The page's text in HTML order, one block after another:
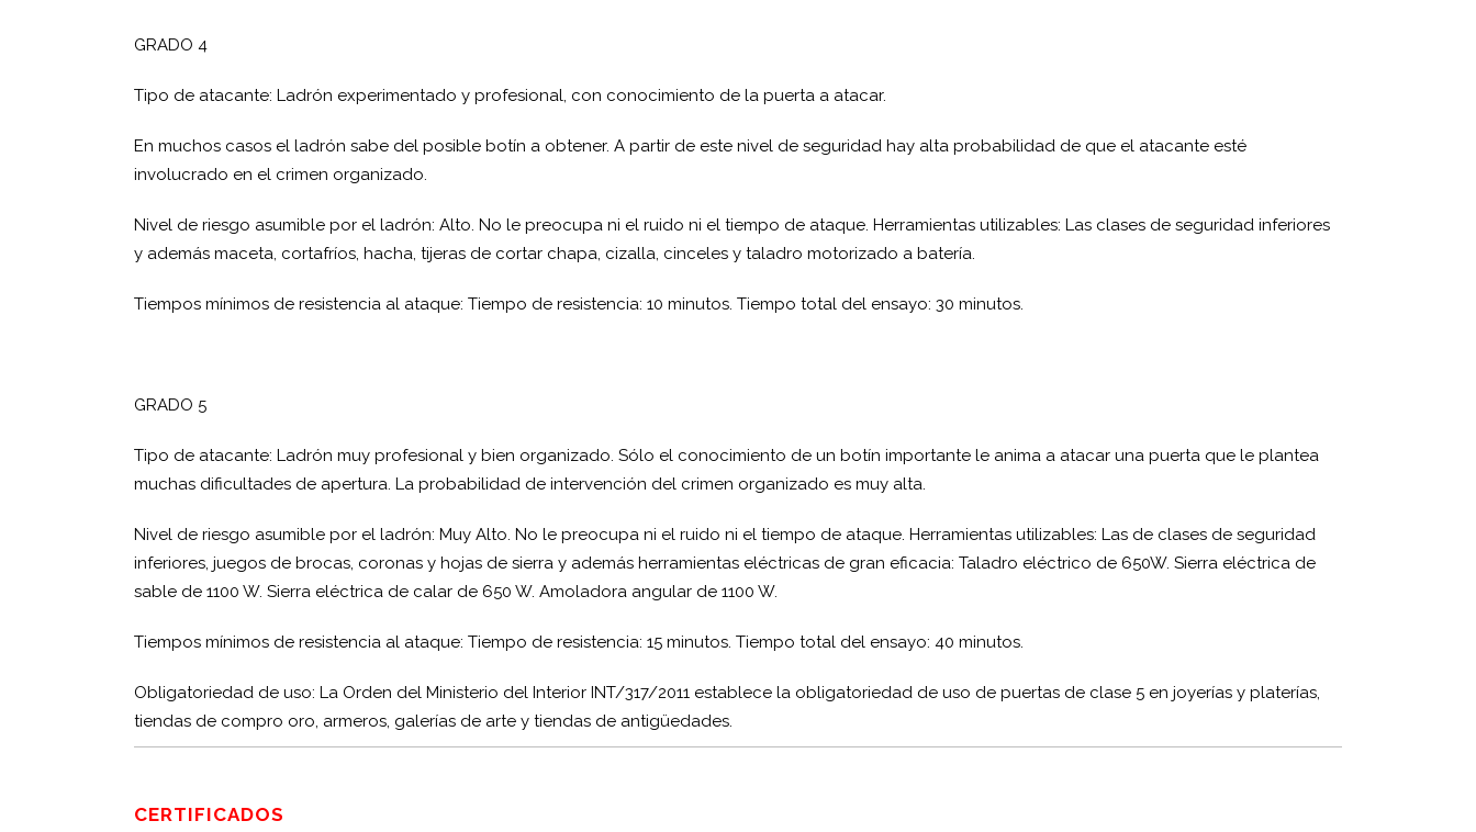
GRADO 4
Tipo de atacante: Ladrón experimentado y profesional, con conocimiento de la puerta a atacar.
En muchos casos el ladrón sabe del posible botín a obtener. A partir de este nivel de seguridad hay alta probabilidad de que el atacante esté
involucrado en el crimen organizado.
Nivel de riesgo asumible por el ladrón: Alto. No le preocupa ni el ruido ni el tiempo de ataque. Herramientas utilizables: Las clases de seguridad inferiores
y además maceta, cortafríos, hacha, tijeras de cortar chapa, cizalla, cinceles y taladro motorizado a batería.
Tiempos mínimos de resistencia al ataque: Tiempo de resistencia: 10 minutos. Tiempo total del ensayo: 30 minutos.
GRADO 5
Tipo de atacante: Ladrón muy profesional y bien organizado. Sólo el conocimiento de un botín importante le anima a atacar una puerta que le plantea
muchas dificultades de apertura. La probabilidad de intervención del crimen organizado es muy alta.
Nivel de riesgo asumible por el ladrón: Muy Alto. No le preocupa ni el ruido ni el tiempo de ataque. Herramientas utilizables: Las de clases de seguridad
inferiores, juegos de brocas, coronas y hojas de sierra y además herramientas eléctricas de gran eficacia: Taladro eléctrico de 650W. Sierra eléctrica de
sable de 1100 W. Sierra eléctrica de calar de 650 W. Amoladora angular de 1100 W.
Tiempos mínimos de resistencia al ataque: Tiempo de resistencia: 15 minutos. Tiempo total del ensayo: 40 minutos.
Obligatoriedad de uso: La Orden del Ministerio del Interior INT/317/2011 establece la obligatoriedad de uso de puertas de clase 5 en joyerías y platerías,
tiendas de compro oro, armeros, galerías de arte y tiendas de antigüedades.
CERTIFICADOS